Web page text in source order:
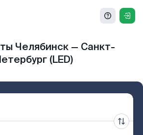
Челябинск — Санкт-
(LED)